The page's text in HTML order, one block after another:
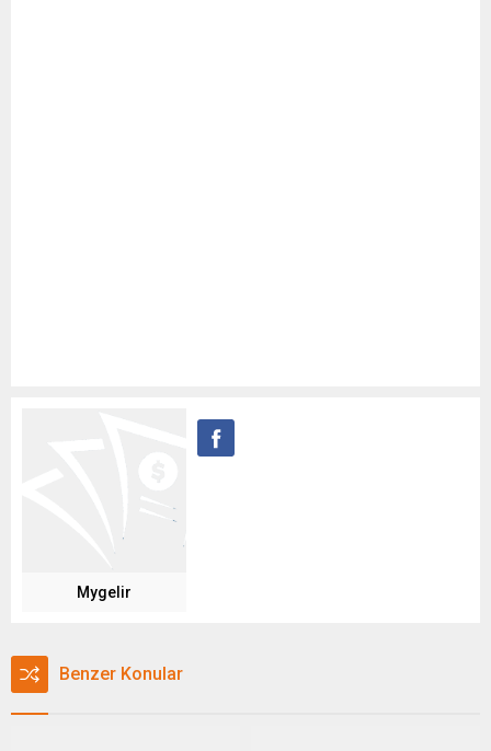
Mygelir
Benzer Konular